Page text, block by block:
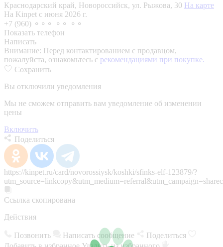
Краснодарский край, Новороссийск, ул. Рыжова, 30 На карте
На Kinpet c июня 2026 г.
+7 (960) ⚬⚬⚬ ⚬⚬ ⚬⚬
Показать телефон
Написать
Внимание: Перед контактированием с продавцом,
пожалуйста, ознакомьтесь с рекомендациями при покупке.
Сохранить
Вы отключили уведомления
Мы не сможем отправить вам уведомление об изменении
цены
Включить
Поделиться
https://kinpet.ru/card/novorossiysk/koshki/sfinks-elf-123879/?
Ссылка скопирована
Действия
Позвонить Написать сообщение
Поделиться